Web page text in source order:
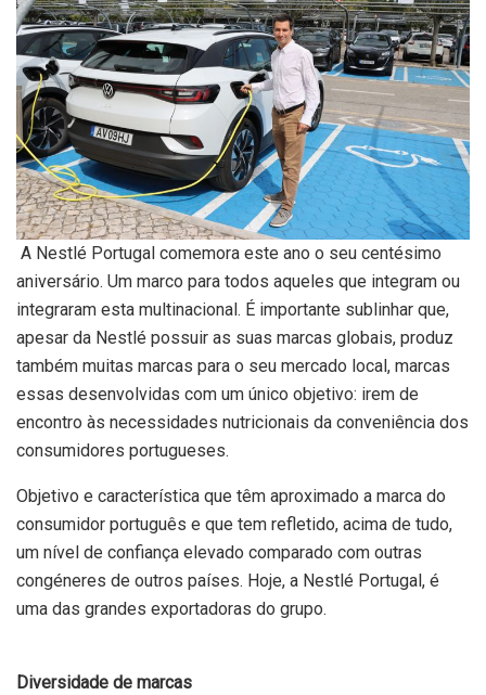
A Nestlé Portugal comemora este ano o seu centésimo
aniversário. Um marco para todos aqueles que integram ou
integraram esta multinacional. É importante sublinhar que,
apesar da Nestlé possuir as suas marcas globais, produz
também muitas marcas para o seu mercado local, marcas
essas desenvolvidas com um único objetivo: irem de
encontro às necessidades nutricionais da conveniência dos
consumidores portugueses.
Objetivo e característica que têm aproximado a marca do
consumidor português e que tem refletido, acima de tudo,
um nível de confiança elevado comparado com outras
congéneres de outros países. Hoje, a Nestlé Portugal, é
uma das grandes exportadoras do grupo.
Diversidade de marcas